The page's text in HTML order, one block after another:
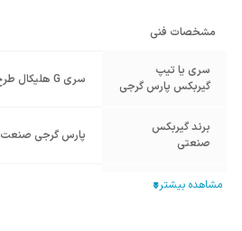
مشخصات فنی
سری یا تیپ
گیربکس پارس گرجی
سری G هلیکال طرح VEM
برند گیربکس
صنعتی
پارس گرجی صنعت
سری گیربکس - تیپ